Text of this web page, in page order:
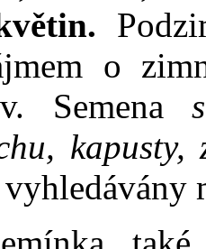
o
Semena
kapusty,